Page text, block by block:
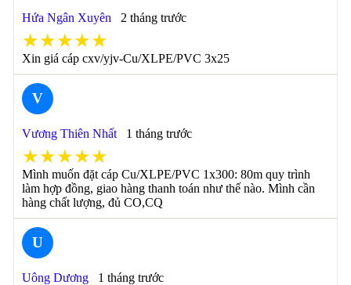
Hứa Ngân Xuyên 2 tháng trước
★★★★★
Xin giá cáp cxv/yjv-Cu/XLPE/PVC 3x25
V
Vương Thiên Nhất 1 tháng trước
★★★★★
Mình muốn đặt cáp Cu/XLPE/PVC 1x300: 80m quy trình
làm hợp đồng, giao hàng thanh toán như thế nào. Mình cần
hàng chất lượng, đủ CO,CQ
U
Uông Dương 1 tháng trước